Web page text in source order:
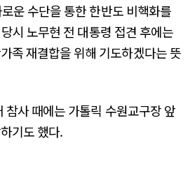
운 수단을 통한 한반도 비핵화를
시 노무현 전 대통령 접견 후에는
족 재결합을 위해 기도하겠다는 뜻
참사 때에는 가톨릭 수원교구장 앞
기도 했다.